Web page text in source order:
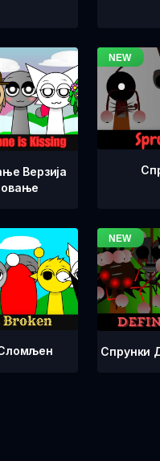
Верзија
Спрунки